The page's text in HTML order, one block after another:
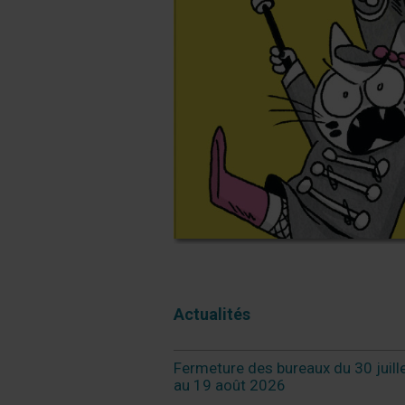
Actualités
Fermeture des bureaux du 30
au 19 août 2026